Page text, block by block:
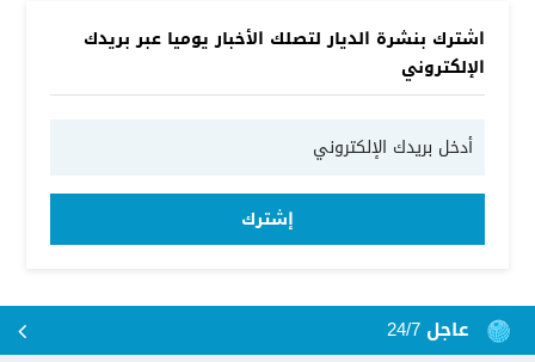
اشترك بنشرة الديار لتصلك الأخبار يوميا عبر بريدك
الإلكتروني
إشترك
عاجل 24/7